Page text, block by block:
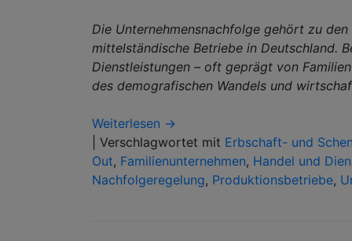
Die Unternehmensnachfolge gehört zu
mittelständische Betriebe in Deutschland.
Dienstleistungen – oft geprägt von
des demografischen Wandels und
Weiterlesen →
Verschlagwortet mit Erbschaft- und
Out, Familienunternehmen, Handel und
Nachfolgeregelung, Produktionsbetriebe,